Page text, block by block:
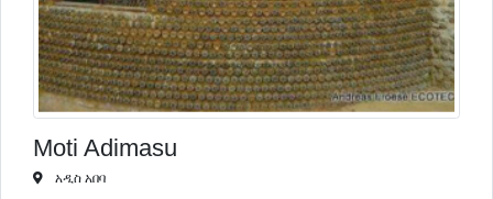
Moti Adimasu
አዲስ አበባ